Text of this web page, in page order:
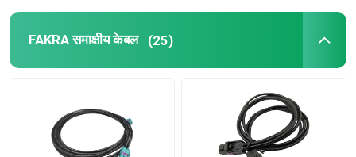
FAKRA समाक्षीय केबल (25)